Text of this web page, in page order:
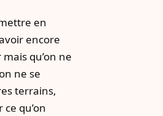
en
encore
qu’on ne
ne se
terrains,
qu’on